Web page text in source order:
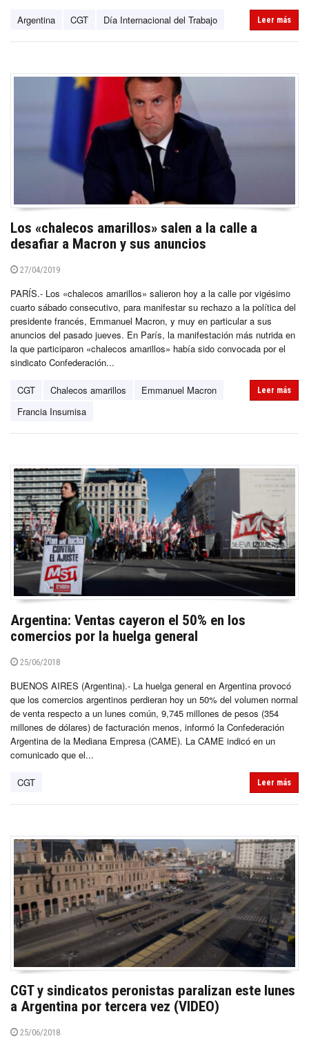
Argentina CGT Día Internacional del Trabajo Leer más
Los «chalecos amarillos» salen a la calle a
desafiar a Macron y sus anuncios
27/04/2019
PARÍS.- Los «chalecos amarillos» salieron hoy a la calle por vigésimo
cuarto sábado consecutivo, para manifestar su rechazo a la política del
presidente francés, Emmanuel Macron, y muy en particular a sus
anuncios del pasado jueves. En París, la manifestación más nutrida en
la que participaron «chalecos amarillos» había sido convocada por el
sindicato Confederación...
CGT Chalecos amarillos
Emmanuel Macron
Francia Insumisa
Leer más
Argentina: Ventas cayeron el 50% en los
comercios por la huelga general
25/06/2018
BUENOS AIRES (Argentina).- La huelga general en Argentina provocó
que los comercios argentinos perdieran hoy un 50% del volumen normal
de venta respecto a un lunes común, 9,745 millones de pesos (354
millones de dólares) de facturación menos, informó la Confederación
Argentina de la Mediana Empresa (CAME). La CAME indicó en un
comunicado que el...
CGT Leer más
CGT y sindicatos peronistas paralizan este lunes
a Argentina por tercera vez (VIDEO)
25/06/2018